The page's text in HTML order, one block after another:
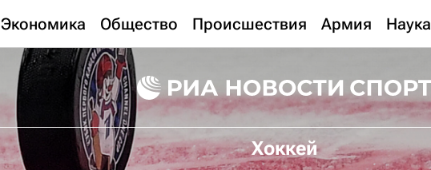
Экономика Общество Происшествия Армия Наука
Хоккей